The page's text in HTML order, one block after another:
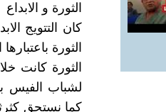
الثورة و الابداع
كان التتويج
الثورة
الثورة كانت
لشباب الفيس
كما نستحق